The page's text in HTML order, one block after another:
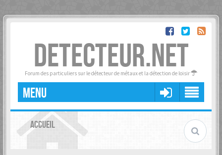
DETECTEUR.NET
Forum des particuliers sur le détecteur de métaux et la détection de loisir
MENU
ACCUEIL